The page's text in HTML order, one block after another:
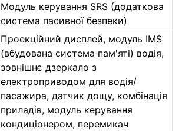
Модуль керування SRS (додаткова
система пасивної безпеки)
Проекційний дисплей, модуль IMS
(вбудована система пам'яті) водія,
зовнішнє дзеркало з
електроприводом для водія/
пасажира, датчик дощу, комбінація
приладів, модуль керування
кондиціонером, перемикач